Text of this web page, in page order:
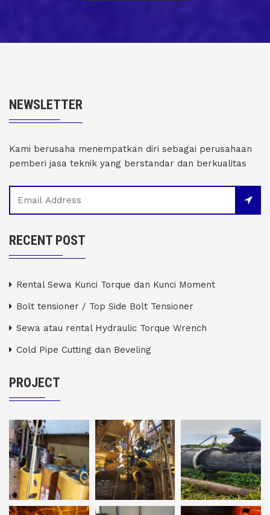
NEWSLETTER
Kami berusaha menempatkan diri sebagai perusahaan
pemberi jasa teknik yang berstandar dan berkualitas
RECENT POST
Rental Sewa Kunci Torque dan Kunci Moment
Bolt tensioner / Top Side Bolt Tensioner
Sewa atau rental Hydraulic Torque Wrench
Cold Pipe Cutting dan Beveling
PROJECT